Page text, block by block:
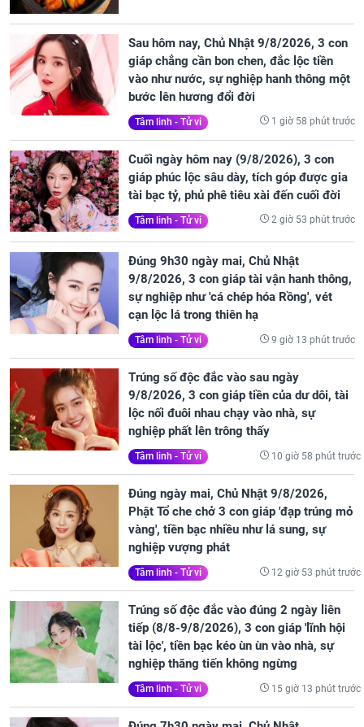
Sau hôm nay, Chủ Nhật 9/8/2026, 3 con
giáp chẳng cần bon chen, đắc lộc tiền
vào như nước, sự nghiệp hanh thông một
bước lên hương đổi đời
Tâm linh - Tử vi 1 giờ 58 phút trước
Cuối ngày hôm nay (9/8/2026), 3 con
giáp phúc lộc sâu dày, tích góp được gia
tài bạc tỷ, phủ phê tiêu xài đến cuối đời
Tâm linh - Tử vi 2 giờ 53 phút trước
Đúng 9h30 ngày mai, Chủ Nhật
9/8/2026, 3 con giáp tài vận hanh thông,
sự nghiệp như 'cá chép hóa Rồng', vét
cạn lộc lá trong thiên hạ
Tâm linh - Tử vi 9 giờ 13 phút trước
Trúng số độc đắc vào sau ngày
9/8/2026, 3 con giáp tiền của dư dôi, tài
lộc nối đuôi nhau chạy vào nhà, sự
nghiệp phất lên trông thấy
Tâm linh - Tử vi 10 giờ 58 phút trước
Đúng ngày mai, Chủ Nhật 9/8/2026,
Phật Tổ che chở 3 con giáp 'đạp trúng mỏ
vàng', tiền bạc nhiều như lá sung, sự
nghiệp vượng phát
Tâm linh - Tử vi 12 giờ 53 phút trước
Trúng số độc đắc vào đúng 2 ngày liên
tiếp (8/8-9/8/2026), 3 con giáp 'lĩnh hội
tài lộc', tiền bạc kéo ùn ùn vào nhà, sự
nghiệp thăng tiến không ngừng
Tâm linh - Tử vi 15 giờ 13 phút trước